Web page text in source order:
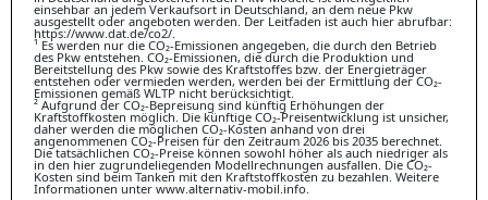
einsehbar an jedem Verkaufsort in Deutschland, an dem neue Pkw
ausgestellt oder angeboten werden. Der Leitfaden ist auch hier abrufbar:
https://www.dat.de/co2/.
¹ Es werden nur die CO₂-Emissionen angegeben, die durch den Betrieb
des Pkw entstehen. CO₂-Emissionen, die durch die Produktion und
Bereitstellung des Pkw sowie des Kraftstoffes bzw. der Energieträger
entstehen oder vermieden werden, werden bei der Ermittlung der CO₂-
Emissionen gemäß WLTP nicht berücksichtigt.
² Aufgrund der CO₂-Bepreisung sind künftig Erhöhungen der
Kraftstoffkosten möglich. Die künftige CO₂-Preisentwicklung ist unsicher,
daher werden die möglichen CO₂-Kosten anhand von drei
angenommenen CO₂-Preisen für den Zeitraum 2026 bis 2035 berechnet.
Die tatsächlichen CO₂-Preise können sowohl höher als auch niedriger als
in den hier zugrundeliegenden Modellrechnungen ausfallen. Die CO₂-
Kosten sind beim Tanken mit den Kraftstoffkosten zu bezahlen. Weitere
Informationen unter www.alternativ-mobil.info.